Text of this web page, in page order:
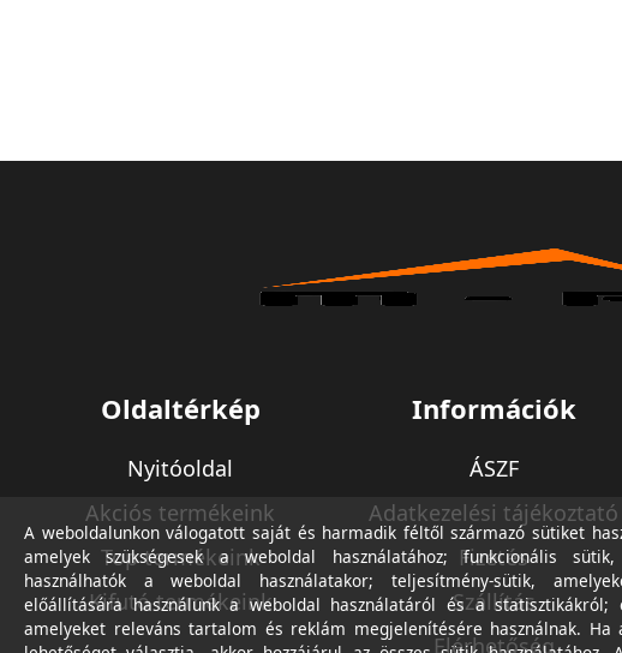
Oldaltérkép
Nyitóoldal
Akciós termékeink
Top termékeink
Kifutó termékeink
Információk
ÁSZF
Adatkezelési tájékoztató
Fizetés
Szállítás
Elérhetőség
A weboldalunkon válogatott saját és harmadik féltől származó sütiket
amelyek szükségesek a weboldal használatához; funkcionális
használhatók a weboldal használatakor; teljesítmény-sütik,
előállítására használunk a weboldal használatáról és a statisztikákról;
amelyeket releváns tartalom és reklám megjelenítésére használnak. Ha